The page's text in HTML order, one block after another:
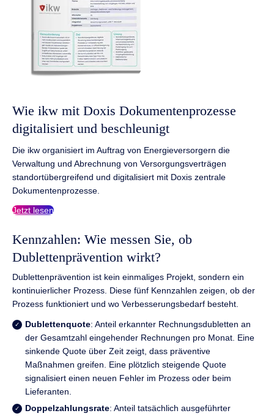
Wie ikw mit Doxis Dokumentenprozesse
digitalisiert und beschleunigt
Die ikw organisiert im Auftrag von Energieversorgern die
Verwaltung und Abrechnung von Versorgungsverträgen
standortübergreifend und digitalisiert mit Doxis zentrale
Dokumentenprozesse.
Jetzt lesen
Kennzahlen: Wie messen Sie, ob
Dublettenprävention wirkt?
Dublettenprävention ist kein einmaliges Projekt, sondern ein
kontinuierlicher Prozess. Diese fünf Kennzahlen zeigen, ob der
Prozess funktioniert und wo Verbesserungsbedarf besteht.
Dublettenquote: Anteil erkannter Rechnungsdubletten an
der Gesamtzahl eingehender Rechnungen pro Monat. Eine
sinkende Quote über Zeit zeigt, dass präventive
Maßnahmen greifen. Eine plötzlich steigende Quote
signalisiert einen neuen Fehler im Prozess oder beim
Lieferanten.
Doppelzahlungsrate: Anteil tatsächlich ausgeführter